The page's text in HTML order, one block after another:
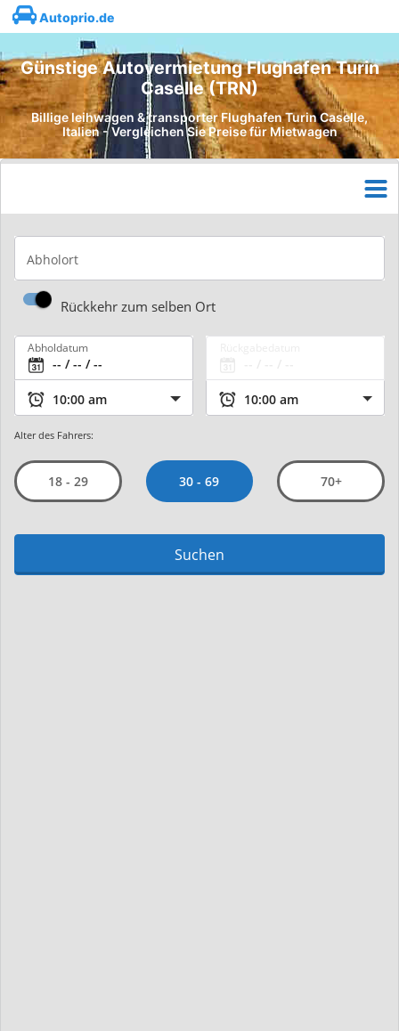
Autoprio.de
Günstige Autovermietung Flughafen Turin
Caselle (TRN)
Billige leihwagen & transporter Flughafen Turin Caselle,
Italien - Vergleichen Sie Preise für Mietwagen
Abholort
Rückkehr zum selben Ort
Abholdatum
Alter des Fahrers:
18 - 29 30 - 69 70+
Suchen